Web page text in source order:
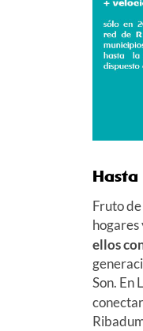
Fruto
hogares
ellos
Son. En